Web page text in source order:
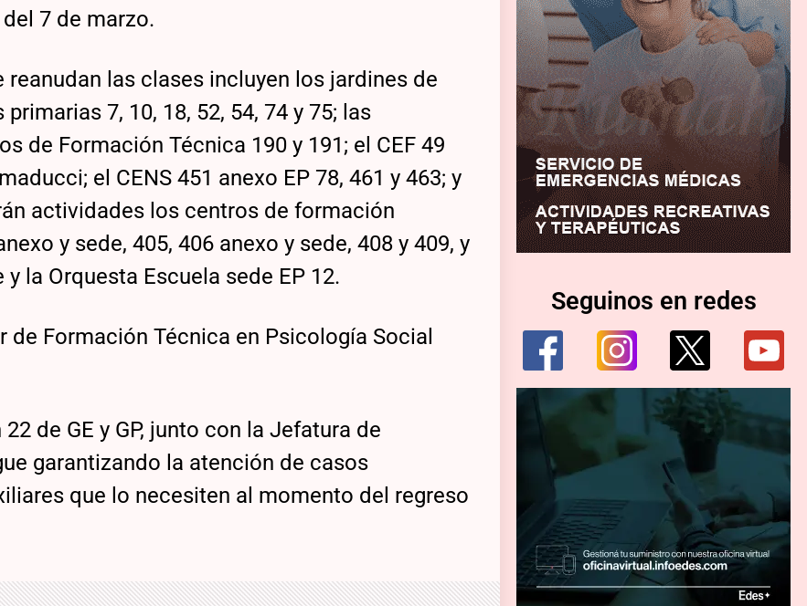
7 de marzo.
las clases incluyen los jardines de
7, 10, 18, 52, 54, 74 y 75; las
de Formación Técnica 190 y 191; el CEF 49
el CENS 451 anexo EP 78, 461 y 463; y
actividades los centros de formación
y sede, 405, 406 anexo y sede, 408 y 409, y
la Orquesta Escuela sede EP 12.
Formación Técnica en Psicología Social
de GE y GP, junto con la Jefatura de
garantizando la atención de casos
que lo necesiten al momento del regreso
Seguinos en redes